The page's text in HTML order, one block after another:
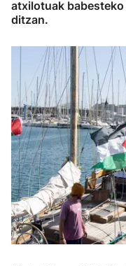
atxilotuak
ditzan.